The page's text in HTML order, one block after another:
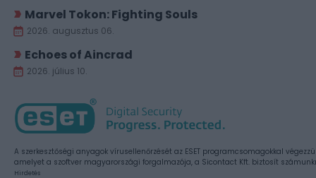
Marvel Tokon: Fighting Souls
2026. augusztus 06.
Echoes of Aincrad
2026. július 10.
A szerkesztőségi anyagok vírusellenőrzését az ESET programcsomagokkal
amelyet a szoftver magyarországi forgalmazója, a Sicontact Kft. biztosít
Hirdetés